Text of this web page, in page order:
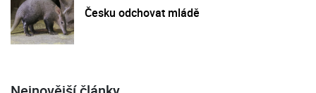
Česku odchovat mládě